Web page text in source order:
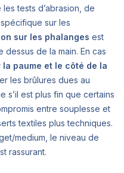
les tests d’abrasion, de
sur les
sur les phalanges est
de la main. En cas
paume et le côté de la
les brûlures dues au
s’il est plus fin que certains
entre souplesse et
textiles plus techniques.
medium, le niveau de
rassurant.